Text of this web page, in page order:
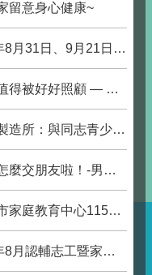
留意身心健康~
-職場心理韌性提升之精神疾患辨識
照顧 — 給照顧者的支持團體
與同志青少 年一起長大
-男性交友困境與關係練習團體
我和你系列課程–幸福感情樂章，熱烈報名中。
_想陪伴卻不知如何靠近? 認識憂鬱與陪伴技巧